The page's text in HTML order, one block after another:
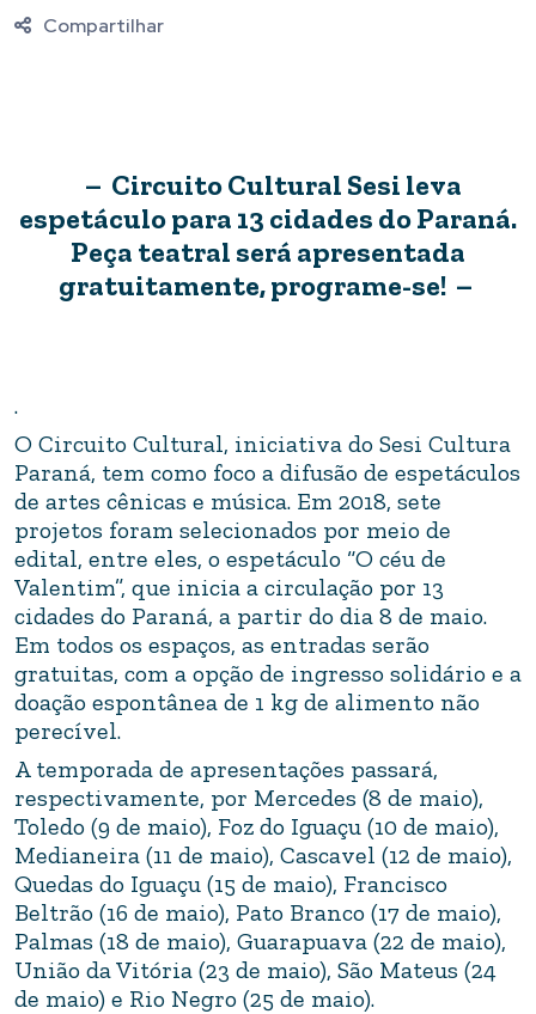
Compartilhar
– Circuito Cultural Sesi leva
espetáculo para 13 cidades do Paraná.
Peça teatral será apresentada
gratuitamente, programe-se! –
.
O Circuito Cultural, iniciativa do Sesi Cultura
Paraná, tem como foco a difusão de espetáculos
de artes cênicas e música. Em 2018, sete
projetos foram selecionados por meio de
edital, entre eles, o espetáculo “O céu de
Valentim”, que inicia a circulação por 13
cidades do Paraná, a partir do dia 8 de maio.
Em todos os espaços, as entradas serão
gratuitas, com a opção de ingresso solidário e a
doação espontânea de 1 kg de alimento não
perecível.
A temporada de apresentações passará,
respectivamente, por Mercedes (8 de maio),
Toledo (9 de maio), Foz do Iguaçu (10 de maio),
Medianeira (11 de maio), Cascavel (12 de maio),
Quedas do Iguaçu (15 de maio), Francisco
Beltrão (16 de maio), Pato Branco (17 de maio),
Palmas (18 de maio), Guarapuava (22 de maio),
União da Vitória (23 de maio), São Mateus (24
de maio) e Rio Negro (25 de maio).